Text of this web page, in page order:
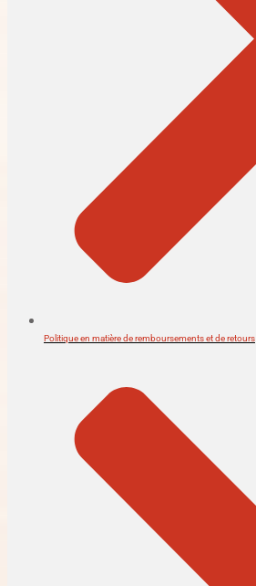
Politique en matière de remboursements et de retours